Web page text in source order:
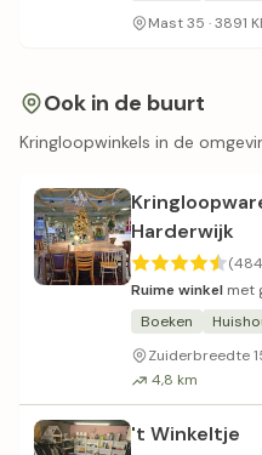
Mast 35 · 3891
Ook in de buurt
Kringloopwinkels in de
Harderwijk
Ruime winkel met
hoge kant qua
Boeken
Zuiderbreedte
4,8 km
't Winkeltje